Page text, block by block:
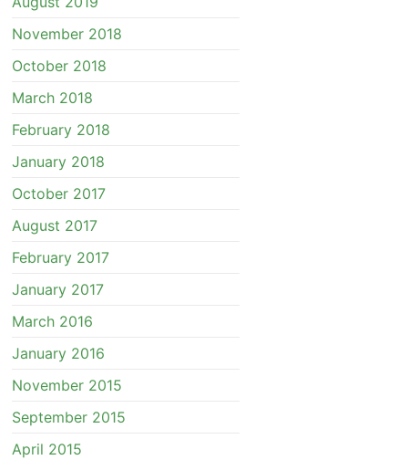
November 2018
October 2018
March 2018
February 2018
January 2018
October 2017
August 2017
February 2017
January 2017
March 2016
January 2016
November 2015
September 2015
April 2015